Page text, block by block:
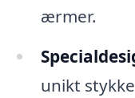
ærmer.
unikt